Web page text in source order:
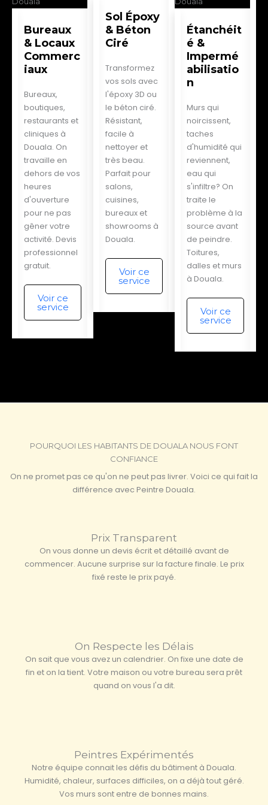
Bureaux
& Locaux
Commerc
iaux
Bureaux,
boutiques,
restaurants et
cliniques à
Douala. On
travaille en
dehors de vos
heures
d'ouverture
pour ne pas
gêner votre
activité. Devis
professionnel
gratuit.
Voir ce
service
Sol Époxy
& Béton
Ciré
Transformez
vos sols avec
l'époxy 3D ou
le béton ciré.
Résistant,
facile à
nettoyer et
très beau.
Parfait pour
salons,
cuisines,
bureaux et
showrooms à
Douala.
Voir ce
service
Étanchéit
é &
Impermé
abilisatio
n
Murs qui
noircissent,
taches
d'humidité qui
reviennent,
eau qui
s'infiltre? On
traite le
problème à la
source avant
de peindre.
Toitures,
dalles et murs
à Douala.
Voir ce
service
POURQUOI LES HABITANTS DE DOUALA NOUS FONT
CONFIANCE
On ne promet pas ce qu'on ne peut pas livrer. Voici ce qui fait la
différence avec Peintre Douala.
Prix Transparent
On vous donne un devis écrit et détaillé avant de
commencer. Aucune surprise sur la facture finale. Le prix
fixé reste le prix payé.
On Respecte les Délais
On sait que vous avez un calendrier. On fixe une date de
fin et on la tient. Votre maison ou votre bureau sera prêt
quand on vous l'a dit.
Peintres Expérimentés
Notre équipe connait les défis du bâtiment à Douala.
Humidité, chaleur, surfaces difficiles, on a déjà tout géré.
Vos murs sont entre de bonnes mains.